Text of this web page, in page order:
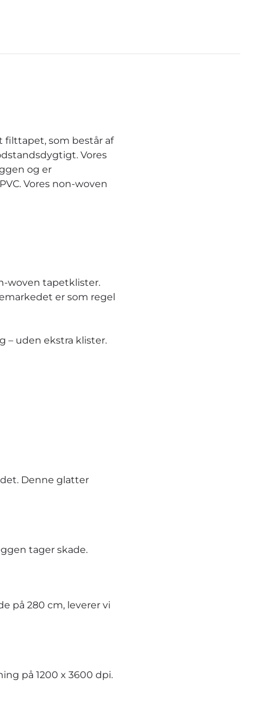
Fall gerne und
filttapet, som består af
Vores
og er
Vores non-woven
woven tapetklister.
er som regel
– uden ekstra klister.
Denne glatter
tager skade.
på 280 cm, leverer vi
på 1200 x 3600 dpi.